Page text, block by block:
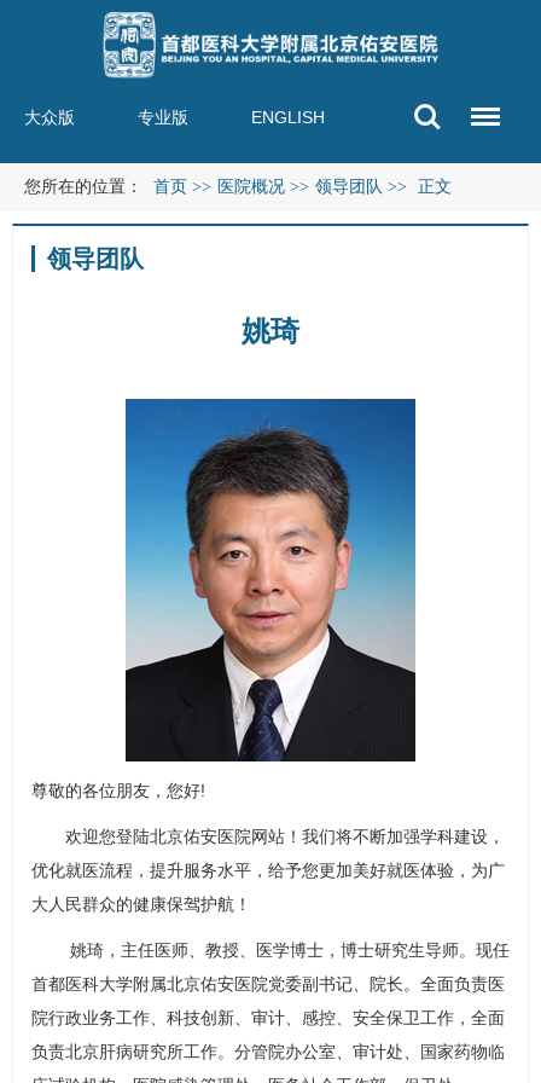
大众版 专业版 ENGLISH
您所在的位置： 首页 >> 医院概况 >> 领导团队 >> 正文
领导团队
姚琦
尊敬的各位朋友，您好!
欢迎您登陆北京佑安医院网站！我们将不断加强学科建设，
优化就医流程，提升服务水平，给予您更加美好就医体验，为广
大人民群众的健康保驾护航！
姚琦，主任医师、教授、医学博士，博士研究生导师。现任
首都医科大学附属北京佑安医院党委副书记、院长。全面负责医
院行政业务工作、科技创新、审计、感控、安全保卫工作，全面
负责北京肝病研究所工作。分管院办公室、审计处、
国家药物临